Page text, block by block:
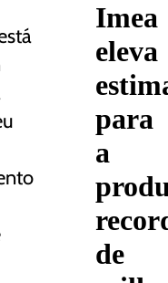
Imea
eleva
para
a
de